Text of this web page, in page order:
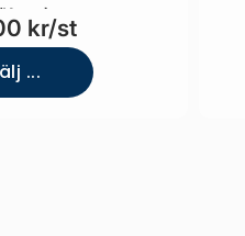
kr/st
...